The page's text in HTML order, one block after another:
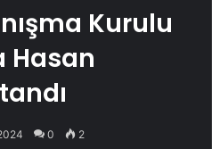
Kurulu
Hasan
0 2